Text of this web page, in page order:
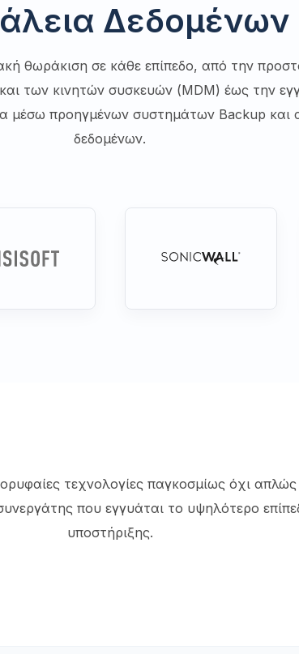
Δεδομένων
θωράκιση σε κάθε επίπεδο, από την
των κινητών συσκευών (MDM) έως την
μέσω προηγμένων συστημάτων Backup και
δεδομένων.
τεχνολογίες παγκοσμίως όχι
που εγγυάται το υψηλότερο
υποστήριξης.